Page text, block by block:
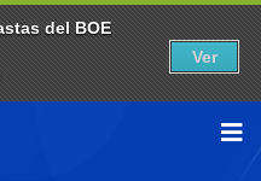
del BOE
Ver